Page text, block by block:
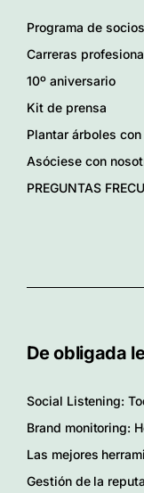
Programa de socios
Carreras
10º aniversario
Kit de prensa
Plantar árboles
Asóciese con
PREGUNTAS
De obligada
Social Listening:
Brand monitoring:
Las mejores
Gestión de la